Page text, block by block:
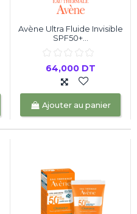
Avène Ultra Fluide Invisible
SPF50+...
64,000 DT
Ajouter au panier